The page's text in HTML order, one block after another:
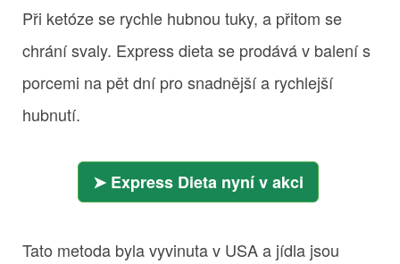
Při ketóze se rychle hubnou tuky, a přitom se
chrání svaly. Express dieta se prodává v balení s
porcemi na pět dní pro snadnější a rychlejší
hubnutí.
Express Dieta nyní v akci
Tato metoda byla vyvinuta v USA a jídla jsou